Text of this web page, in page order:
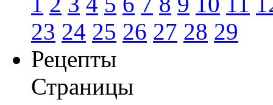
23 24 25 26 27 28 29
Рецепты
Страницы